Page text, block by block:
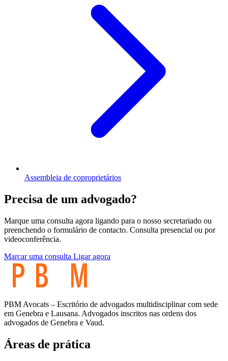
Assembleia de coproprietários
Precisa de um advogado?
Marque uma consulta agora ligando para o nosso secretariado ou
preenchendo o formulário de contacto. Consulta presencial ou por
videoconferência.
Marcar uma consulta Ligar agora
PBM Avocats – Escritório de advogados multidisciplinar com sede
em Genebra e Lausana. Advogados inscritos nas ordens dos
advogados de Genebra e Vaud.
Áreas de prática